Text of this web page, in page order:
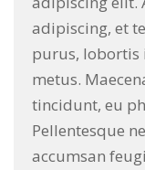
adipiscing, et
purus, lobortis
metus.
tincidunt, eu
Pellentesque
accumsan